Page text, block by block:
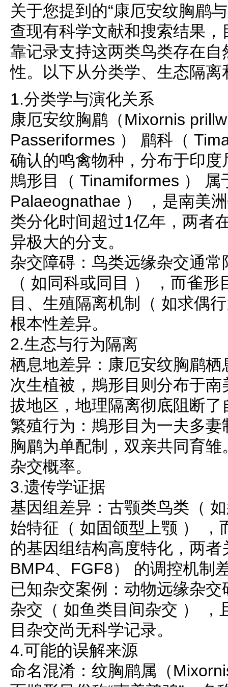
关于您提到的“康厄安纹胸鹛
查现有科学文献和搜索结果
靠记录支持这两类鸟类存在
性。以下从分类学、生态隔
1.分类学与演化关系
康厄安纹胸鹛（Mixornis
Passeriformes ） 鹛科（
确认的鸣禽物种，分布于印
䳍形目（ Tinamiformes ） 属
Palaeognathae ） ，是南美
类分化时间超过1亿年，两者
异极大的分支。
杂交障碍：鸟类远缘杂交通
（ 如同科或同目 ） ，而雀
目、生殖隔离机制（ 如求偶
根本性差异。
2.生态与行为隔离
栖息地差异：康厄安纹胸鹛
次生植被，䳍形目则分布于
拔地区，地理隔离彻底阻断了
繁殖行为：䳍形目为一夫多
胸鹛为单配制，双亲共同育
杂交概率。
3.遗传学证据
基因组差异：古颚类鸟类（
始特征（ 如固颌型上颚 ） ，
的基因组结构高度特化，两
BMP4、FGF8） 的调控机制
已知杂交案例：动物远缘杂
杂交（ 如鱼类目间杂交 ） ，
目杂交尚无科学记录。
4.可能的误解来源
命名混淆：纹胸鹛属（